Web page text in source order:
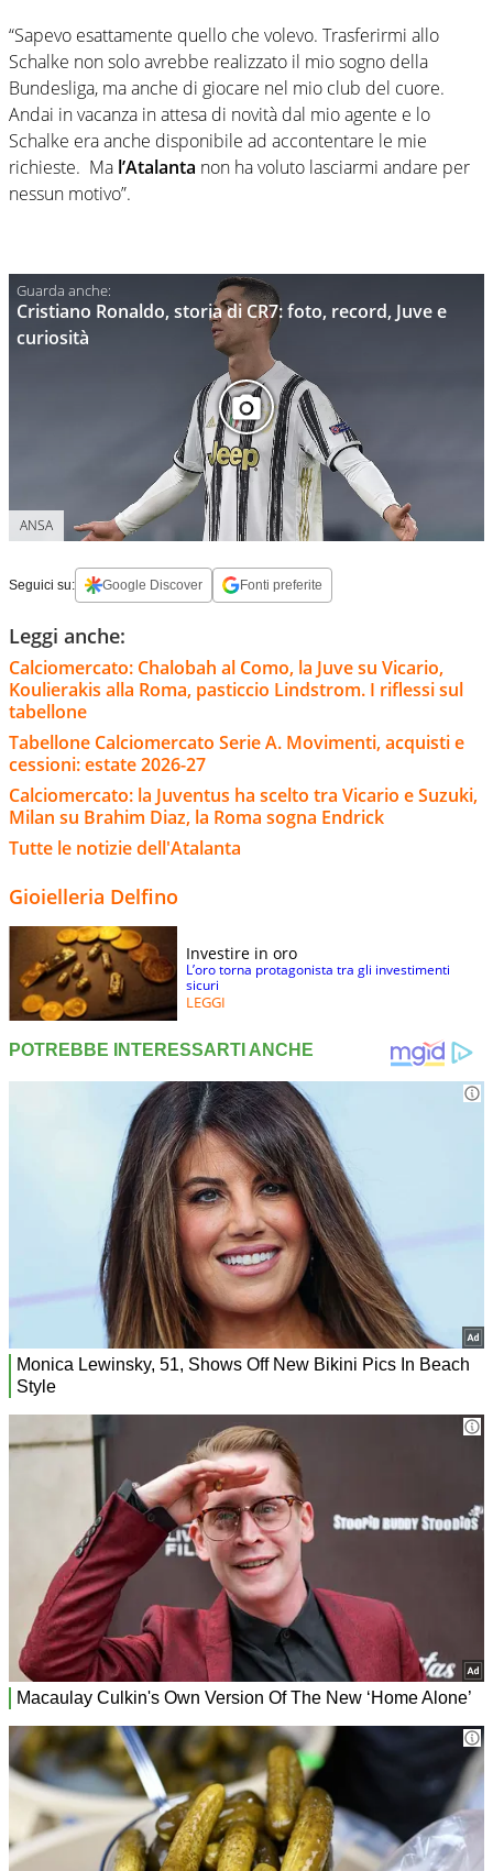
“Sapevo esattamente quello che volevo. Trasferirmi allo
Schalke non solo avrebbe realizzato il mio sogno della
Bundesliga, ma anche di giocare nel mio club del cuore.
Andai in vacanza in attesa di novità dal mio agente e lo
Schalke era anche disponibile ad accontentare le mie
richieste. Ma l’Atalanta non ha voluto lasciarmi andare per
nessun motivo”.
Cristiano Ronaldo, storia di CR7: foto, record, Juve e
curiosità
ANSA
Seguici su: Google Discover Fonti preferite
Leggi anche:
Calciomercato: Chalobah al Como, la Juve su Vicario,
Koulierakis alla Roma, pasticcio Lindstrom. I riflessi sul
tabellone
Tabellone Calciomercato Serie A. Movimenti, acquisti e
cessioni: estate 2026-27
Calciomercato: la Juventus ha scelto tra Vicario e Suzuki,
Milan su Brahim Diaz, la Roma sogna Endrick
Tutte le notizie dell'Atalanta
Gioielleria Delfino
Investire in oro
L’oro torna protagonista tra gli investimenti
sicuri
LEGGI